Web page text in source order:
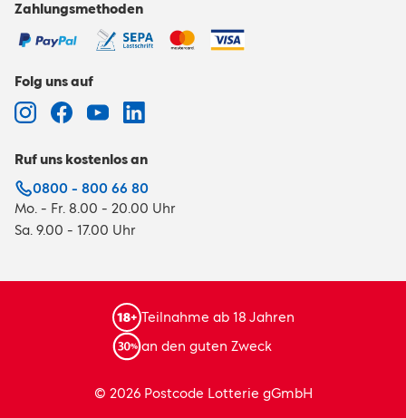
Zahlungsmethoden
Folg uns auf
Ruf uns kostenlos an
0800 - 800 66 80
Mo. - Fr. 8.00 - 20.00 Uhr
Sa. 9.00 - 17.00 Uhr
Teilnahme ab 18 Jahren
an den guten Zweck
© 2026 Postcode Lotterie gGmbH